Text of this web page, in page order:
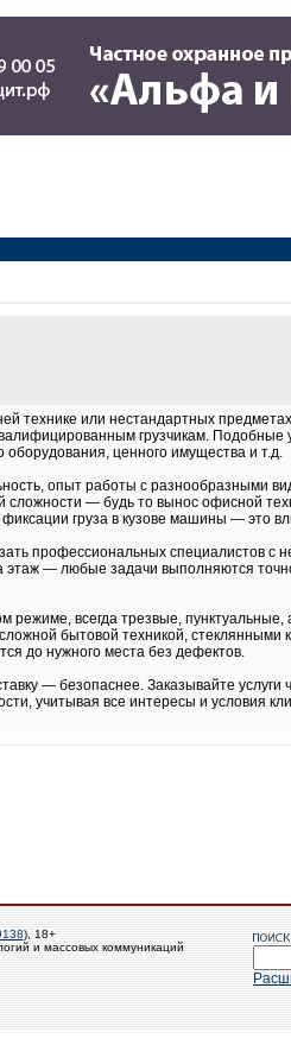
технике или нестандартных
грузчикам. Подобные
оборудования, ценного имущества и т.д.
опыт работы с разнообразными
— будь то вынос офисной
груза в кузове машины — это
профессиональных специалистов с
— любые задачи выполняются
всегда трезвые,
бытовой техникой,
до нужного места без дефектов.
— безопаснее. Заказывайте услуги
учитывая все интересы и условия
), 18+
и массовых коммуникаций